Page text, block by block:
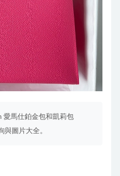
愛馬仕鉑金包和凱莉包
與圖片大全。